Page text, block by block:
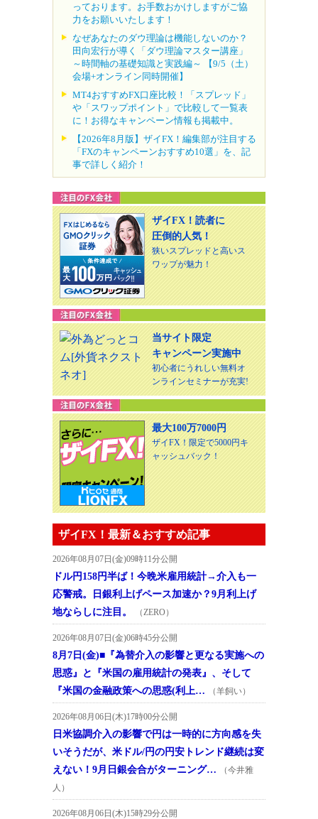
っております。お手数おかけしますがご協
力をお願いいたします！
なぜあなたのダウ理論は機能しないのか？
田向宏行が導く「ダウ理論マスター講座」
～時間軸の基礎知識と実践編～ 【9/5（土）
会場+オンライン同時開催】
MT4おすすめFX口座比較！「スプレッド」
や「スワップポイント」で比較して一覧表
に！お得なキャンペーン情報も掲載中。
【2026年8月版】ザイFX！編集部が注目する
「FXのキャンペーンおすすめ10選」を、記
事で詳しく紹介！
ザイFX！読者に
圧倒的人気！
狭いスプレッドと高いス
ワップが魅力！
当サイト限定
キャンペーン実施中
初心者にうれしい無料オ
ンラインセミナーが充実!
最大100万7000円
ザイFX！限定で5000円キ
ャッシュバック！
ザイFX！最新＆おすすめ記事
2026年08月07日(金)09時11分公開
ドル円158円半ば！今晩米雇用統計→介入も一
応警戒。日銀利上げペース加速か？9月利上げ
地ならしに注目。
（ZERO）
2026年08月07日(金)06時45分公開
8月7日(金)■『為替介入の影響と更なる実施への
思惑』と『米国の雇用統計の発表』、そして
『米国の金融政策への思惑(利上…
（羊飼い）
2026年08月06日(木)17時00分公開
日米協調介入の影響で円は一時的に方向感を失
いそうだが、米ドル/円の円安トレンド継続は変
えない！9月日銀会合がターニング…
（今井雅
人）
2026年08月06日(木)15時29分公開